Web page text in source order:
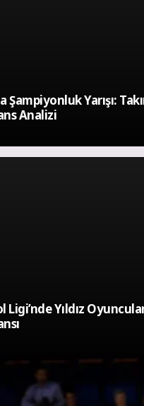
Şampiyonluk Yarışı:
Analizi
Ligi’nde Yıldız